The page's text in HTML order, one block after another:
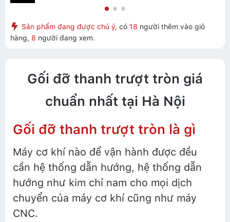
Sản phẩm đang được chú ý, có 18 người thêm vào giỏ
hàng, 8 người đang xem.
Gối đỡ thanh trượt tròn giá
chuẩn nhất tại Hà Nội
Gối đỡ thanh trượt tròn là gì
Máy cơ khí nào để vận hành được đều
cần hệ thống dẫn hướng, hệ thống dẫn
hướng như kim chỉ nam cho mọi dịch
chuyển của máy cơ khí cũng như máy
CNC.